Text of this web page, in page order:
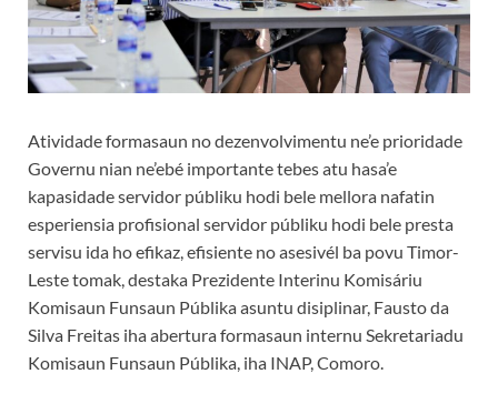
Atividade formasaun no dezenvolvimentu ne’e prioridade
Governu nian ne’ebé importante tebes atu hasa’e
kapasidade servidor públiku hodi bele mellora nafatin
esperiensia profisional servidor públiku hodi bele presta
servisu ida ho efikaz, efisiente no asesivél ba povu Timor-
Leste tomak, destaka Prezidente Interinu Komisáriu
Komisaun Funsaun Públika asuntu disiplinar, Fausto da
Silva Freitas iha abertura formasaun internu Sekretariadu
Komisaun Funsaun Públika, iha INAP, Comoro.